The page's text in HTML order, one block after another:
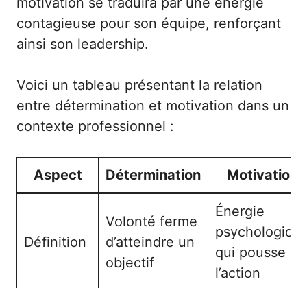
contagieuse pour son équipe, renforçant
ainsi son leadership.
Voici un tableau présentant la relation
entre détermination et motivation dans un
contexte professionnel :
Aspect Détermination Motivation
Définition
Volonté ferme
d’atteindre un
objectif
Énergie
qui pousse à
l’action